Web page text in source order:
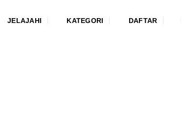
JELAJAHI KATEGORI DAFTAR